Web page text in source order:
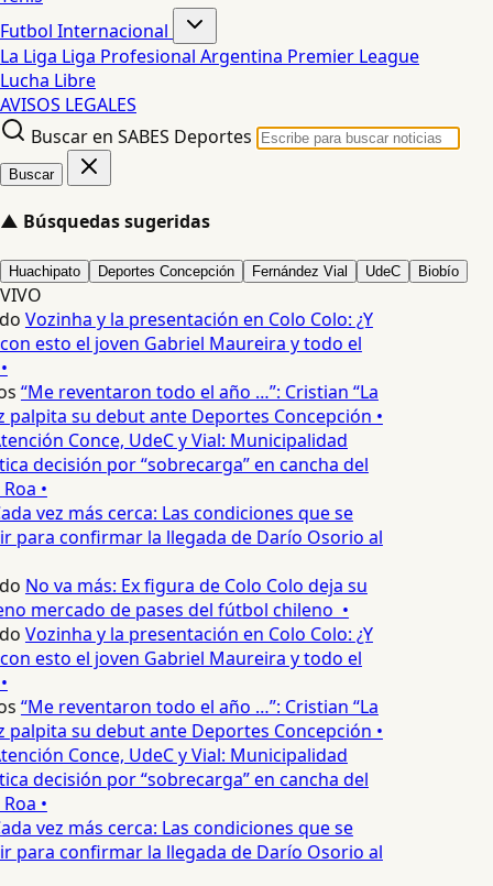
Futbol Internacional
La Liga Liga Profesional Argentina Premier League
Lucha Libre
AVISOS LEGALES
Buscar en SABES Deportes
Buscar
▲ Búsquedas sugeridas
Huachipato Deportes Concepción Fernández Vial UdeC Biobío
VIVO
Vozinha y la presentación en Colo Colo: ¿Y
esto el joven Gabriel Maureira y todo el
“Me reventaron todo el año …”: Cristian “La
palpita su debut ante Deportes Concepción •
Conce, UdeC y Vial: Municipalidad
decisión por “sobrecarga” en cancha del
•
vez más cerca: Las condiciones que se
para confirmar la llegada de Darío Osorio al
No va más: Ex figura de Colo Colo deja su
mercado de pases del fútbol chileno •
Vozinha y la presentación en Colo Colo: ¿Y
esto el joven Gabriel Maureira y todo el
“Me reventaron todo el año …”: Cristian “La
palpita su debut ante Deportes Concepción •
Conce, UdeC y Vial: Municipalidad
decisión por “sobrecarga” en cancha del
•
vez más cerca: Las condiciones que se
para confirmar la llegada de Darío Osorio al